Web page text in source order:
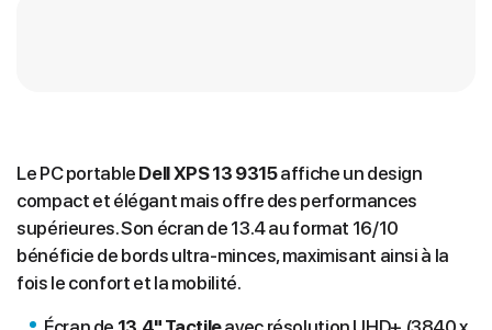
Le PC portable Dell XPS 13 9315affiche un design
compact et élégant mais offre des performances
supérieures. Son écran de 13.4 au format 16/10
bénéficie de bords ultra-minces, maximisant ainsi à la
fois le confort et la mobilité.